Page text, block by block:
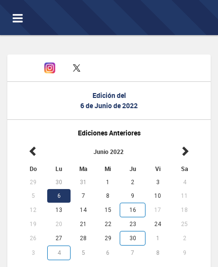
Toggle
navigation
Edición del
6 de Junio de 2022
Ediciones Anteriores
Junio 2022
Do Lu Ma Mi Ju Vi Sa
29 30 31 1 2 3
4
5
6 7 8 9 10 11
12 13 14 15 16 17 18
19 20 21 22 23 24 25
26 27 28 29 30 1 2
3 4 5 6 7 8 9